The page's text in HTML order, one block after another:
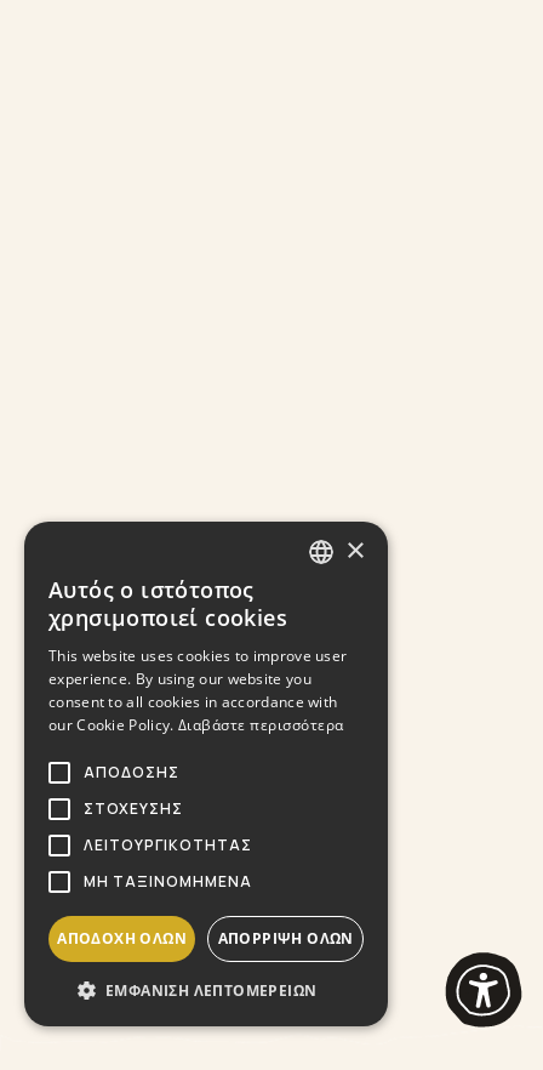
×
Αυτός ο ιστότοπος
χρησιμοποιεί cookies
This website uses cookies to improve user
experience. By using our website you
consent to all cookies in accordance with
our Cookie Policy. Διαβάστε περισσότερα
ΑΠΌΔΟΣΗΣ
ΣΤΌΧΕΥΣΗΣ
ΛΕΙΤΟΥΡΓΙΚΌΤΗΤΑΣ
ΜΗ ΤΑΞΙΝΟΜΗΜΈΝΑ
ΑΠΟΔΟΧΉ ΌΛΩΝ ΑΠΌΡΡΙΨΗ ΌΛΩΝ
ΕΜΦΆΝΙΣΗ ΛΕΠΤΟΜΕΡΕΙΏΝ